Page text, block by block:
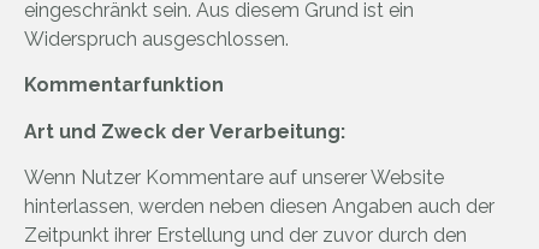
eingeschränkt sein. Aus diesem Grund ist ein
Widerspruch ausgeschlossen.
Kommentarfunktion
Art und Zweck der Verarbeitung:
Wenn Nutzer Kommentare auf unserer Website
hinterlassen, werden neben diesen Angaben auch der
Zeitpunkt ihrer Erstellung und der zuvor durch den